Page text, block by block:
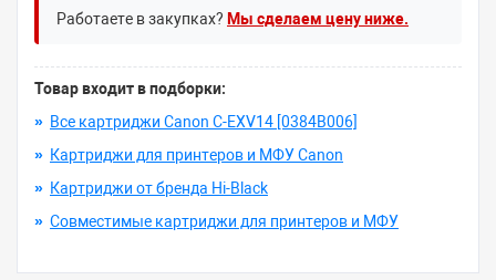
Работаете в закупках? Мы сделаем цену ниже.
Товар входит в подборки:
» Все картриджи Canon C-EXV14 [0384B006]
» Картриджи для принтеров и МФУ Canon
» Картриджи от бренда Hi-Black
» Совместимые картриджи для принтеров и МФУ